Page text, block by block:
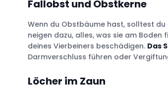
Patrouillenwege
Pfoten-Waschstation
Wasserstation
Unterschlupf
Fallobst und Obstkerne
Wenn du Obstbäume hast, solltest
neigen dazu, alles, was sie am
deines Vierbeiners beschädigen. Das
Darmverschluss führen oder
Löcher im Zaun